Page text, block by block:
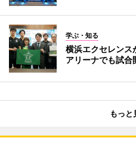
学ぶ・知る
横浜エクセレン
アリーナでも試合
もっと